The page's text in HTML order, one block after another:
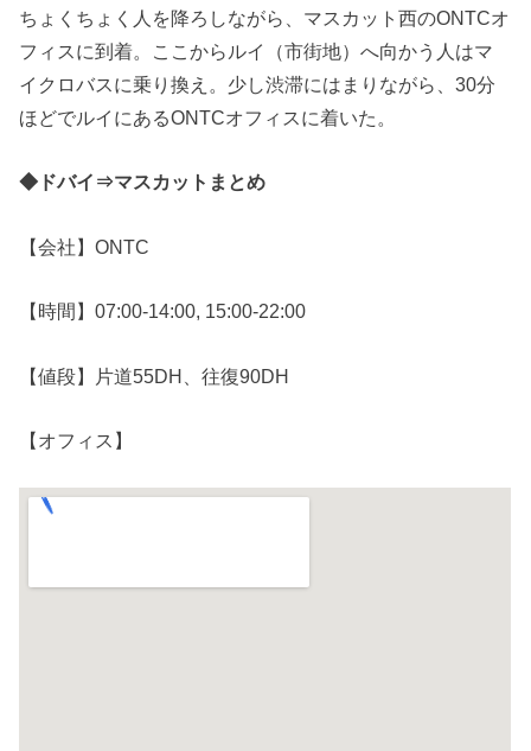
ちょくちょく人を降ろしながら、マスカット西のONTCオ
フィスに到着。ここからルイ（市街地）へ向かう人はマ
イクロバスに乗り換え。少し渋滞にはまりながら、30分
ほどでルイにあるONTCオフィスに着いた。
◆ドバイ⇒マスカットまとめ
【会社】ONTC
【時間】07:00-14:00, 15:00-22:00
【値段】片道55DH、往復90DH
【オフィス】